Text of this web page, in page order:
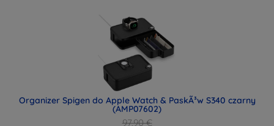
Organizer Spigen do Apple Watch & PaskÃ³w S340 czarny
(AMP07602)
97,90 €